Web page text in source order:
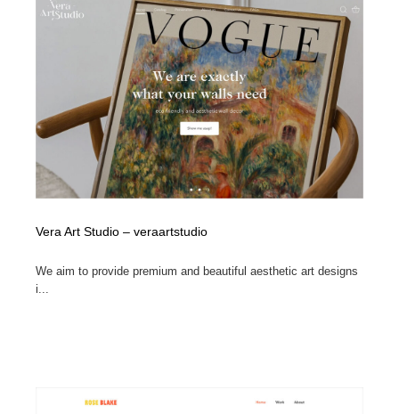
Vera Art Studio – veraartstudio
We aim to provide premium and beautiful aesthetic art designs
i...